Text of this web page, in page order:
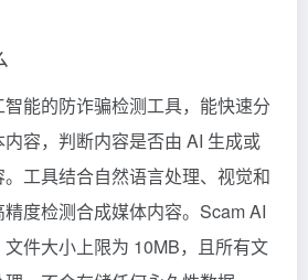
能的防诈骗检测工具，能快速分
容，判断内容是否由 AI 生成或
工具结合自然语言处理、视觉和
度检测合成媒体内容。Scam AI
件大小上限为 10MB，且所有文